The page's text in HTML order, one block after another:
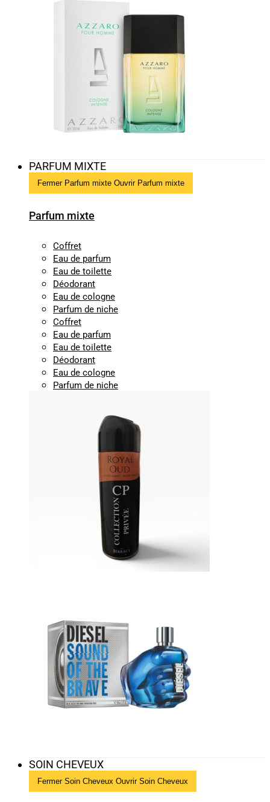
PARFUM MIXTE
Fermer Parfum mixte Ouvrir Parfum mixte
Parfum mixte
Coffret
Eau de parfum
Eau de toilette
Déodorant
Eau de cologne
Parfum de niche
Coffret
Eau de parfum
Eau de toilette
Déodorant
Eau de cologne
Parfum de niche
SOIN CHEVEUX
Fermer Soin Cheveux Ouvrir Soin Cheveux